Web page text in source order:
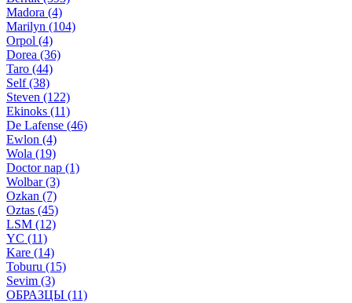
Madora (4)
Marilyn (104)
Orpol (4)
Dorea (36)
Taro (44)
Self (38)
Steven (122)
Ekinoks (11)
De Lafense (46)
Ewlon (4)
Wola (19)
Doctor nap (1)
Wolbar (3)
Ozkan (7)
Oztas (45)
LSM (12)
YC (11)
Kare (14)
Toburu (15)
Sevim (3)
ОБРАЗЦЫ (11)